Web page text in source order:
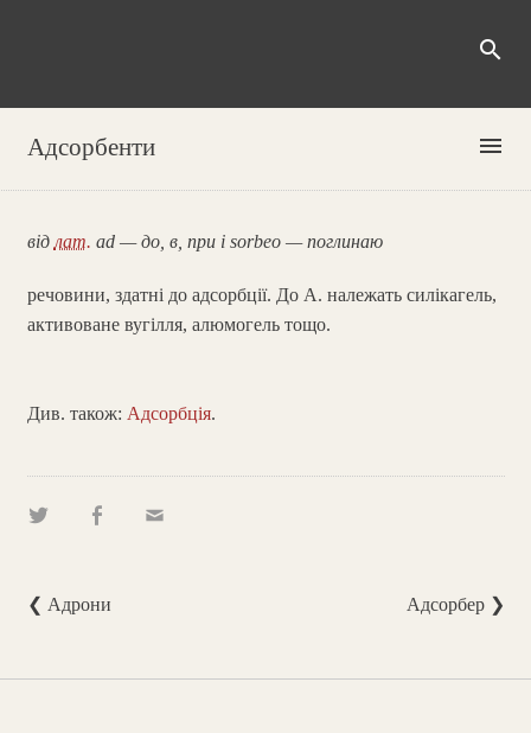
search
Адсорбенти menu
від лат. ad — до, в, при і sorbeo — поглинаю
речовини, здатні до адсорбції. До А. належать силікагель,
активоване вугілля, алюмогель тощо.
Див. також: Адсорбція.
❮ Адрони Адсорбер ❯